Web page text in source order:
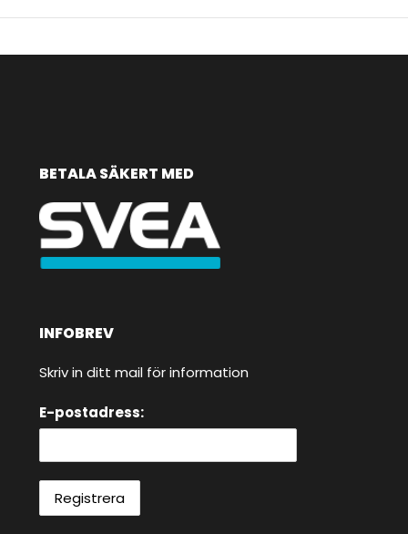
BETALA SÄKERT MED
INFOBREV
Skriv in ditt mail för information
E-postadress: